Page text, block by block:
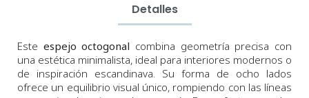
Detalles
Este espejo octogonal combina geometría precisa con
una estética minimalista, ideal para interiores modernos o
de inspiración escandinava. Su forma de ocho lados
ofrece un equilibrio visual único, rompiendo con las líneas